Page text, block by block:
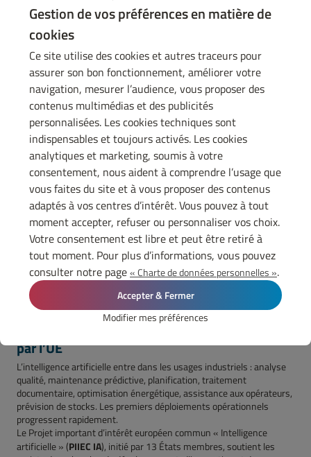
industrie 5.0 élargit la notion de performance. Produire mieux
signifie aussi réduire l’impact environnemental, sécuriser les
approvisionnements, améliorer les conditions de travail et renforcer
la résilience des sites.
Le Baromètre 2025 Industrie 5.0 révèle que 46 % des entreprises
intègrent des critères environnementaux dès la phase de cadrage.
Cependant, 60 % des industriels estiment avoir un niveau de
performance trop faible et 41 % jugent leROI des initiatives
digitales trop faible , ce qui freine leur maturité numérique.
L’IA, les brevets et la donnée
: marqueurs d’une industrie
en transformation
L’IA, les brevets et la donnée montrent où se joue déjà lacompétition
industrielle: les technologies qui progressent et la capacité des
entreprises à transformer la connaissance en outils de production
et en nouveaux marchés.
L’IA industrielle : les premiers usages soutenus
par l’UE
L’intelligence artificielle entre dans les usages industriels : analyse
qualité, maintenance prédictive, planification, traitement
documentaire, optimisation énergétique, assistance aux opérateurs,
prévision de stocks. Les premiers déploiements opérationnels
progressent rapidement.
Le Projet important d’intérêt européen commun « Intelligence
artificielle » (PIIEC IA), initié par 13 États membres, soutient les
Gestion de vos préférences en matière de
cookies
Ce site utilise des cookies et autres traceurs pour
assurer son bon fonctionnement, améliorer votre
navigation, mesurer l’audience, vous proposer des
contenus multimédias et des publicités
personnalisées. Les cookies techniques sont
indispensables et toujours activés. Les cookies
analytiques et marketing, soumis à votre
consentement, nous aident à comprendre l’usage que
vous faites du site et à vous proposer des contenus
adaptés à vos centres d’intérêt. Vous pouvez à tout
moment accepter, refuser ou personnaliser vos choix.
Votre consentement est libre et peut être retiré à
tout moment. Pour plus d’informations, vous pouvez
consulter notre page « Charte de données personnelles ».
Accepter & Fermer
Modifier mes préférences